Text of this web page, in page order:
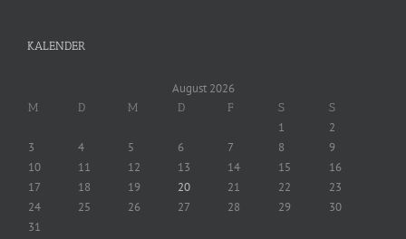
KALENDER
August 2026
M D M D F S S
1
2
3
4 5 6 7 8
9
10
11 12 13 14 15
16
17
18 19 20 21 22
23
24
25 26 27 28 29
30
31